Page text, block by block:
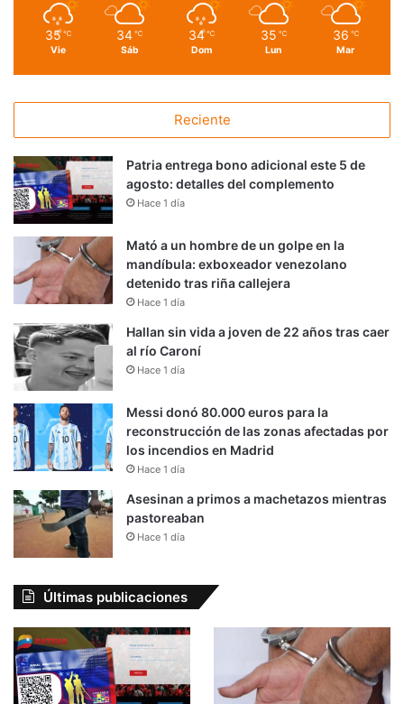
35 ℃
Vie
34 ℃
Sáb
34 ℃
Dom
35 ℃
Lun
36 ℃
Mar
Reciente
Patria entrega bono adicional este 5 de
agosto: detalles del complemento
Hace 1 día
Mató a un hombre de un golpe en la
mandíbula: exboxeador venezolano
detenido tras riña callejera
Hace 1 día
Hallan sin vida a joven de 22 años tras caer
al río Caroní
Hace 1 día
Messi donó 80.000 euros para la
reconstrucción de las zonas afectadas por
los incendios en Madrid
Hace 1 día
Asesinan a primos a machetazos mientras
pastoreaban
Hace 1 día
Últimas publicaciones